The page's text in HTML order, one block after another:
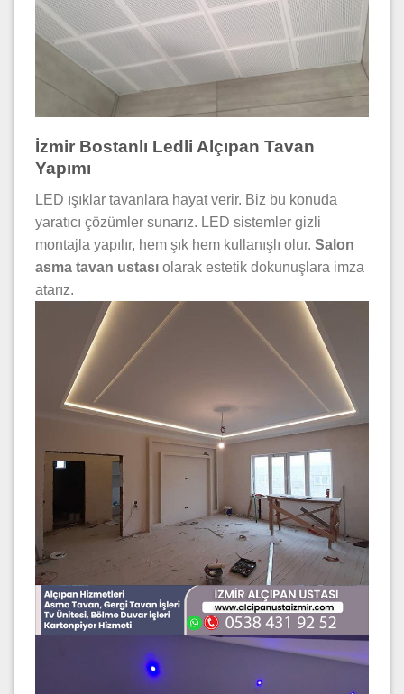
İzmir Bostanlı Ledli Alçıpan Tavan
Yapımı
LED ışıklar tavanlara hayat verir. Biz bu konuda
yaratıcı çözümler sunarız. LED sistemler gizli
montajla yapılır, hem şık hem kullanışlı olur. Salon
asma tavan ustası olarak estetik dokunuşlara imza
atarız.